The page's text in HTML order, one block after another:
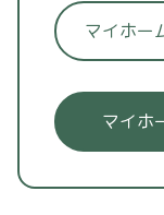
マイホー
マイホ